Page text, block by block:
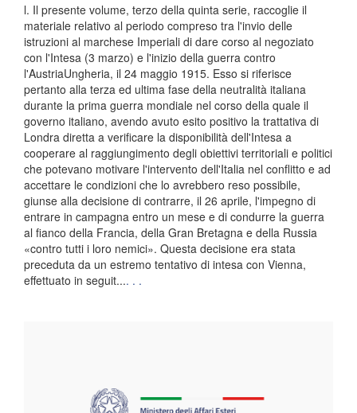
l. Il presente volume, terzo della quinta serie, raccoglie il
materiale relativo al periodo compreso tra l'invio delle
istruzioni al marchese Imperiali di dare corso al negoziato
con l'Intesa (3 marzo) e l'inizio della guerra contro
l'AustriaUngheria, il 24 maggio 1915. Esso si riferisce
pertanto alla terza ed ultima fase della neutralità italiana
durante la prima guerra mondiale nel corso della quale il
governo italiano, avendo avuto esito positivo la trattativa di
Londra diretta a verificare la disponibilità dell'Intesa a
cooperare al raggiungimento degli obiettivi territoriali e politici
che potevano motivare l'intervento dell'Italia nel conflitto e ad
accettare le condizioni che lo avrebbero reso possibile,
giunse alla decisione di contrarre, il 26 aprile, l'impegno di
entrare in campagna entro un mese e di condurre la guerra
al fianco della Francia, della Gran Bretagna e della Russia
«contro tutti i loro nemici». Questa decisione era stata
preceduta da un estremo tentativo di intesa con Vienna,
effettuato in seguit.... . .